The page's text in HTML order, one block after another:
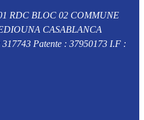
RDC BLOC 02 COMMUNE
CASABLANCA
Patente : 37950173 I.F :